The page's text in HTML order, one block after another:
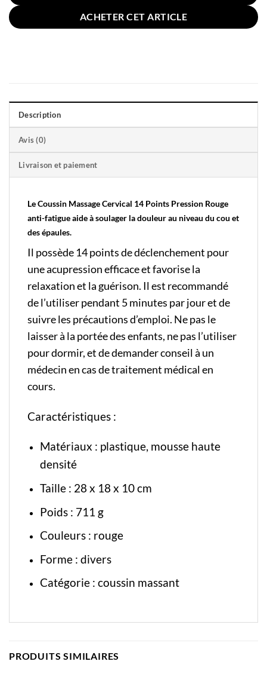
ACHETER CET ARTICLE
Description
Avis (0)
Livraison et paiement
Le Coussin Massage Cervical 14 Points Pression Rouge
anti-fatigue aide à soulager la douleur au niveau du cou et
des épaules.
Il possède 14 points de déclenchement pour
une acupression efficace et favorise la
relaxation et la guérison. Il est recommandé
de l’utiliser pendant 5 minutes par jour et de
suivre les précautions d’emploi. Ne pas le
laisser à la portée des enfants, ne pas l’utiliser
pour dormir, et de demander conseil à un
médecin en cas de traitement médical en
cours.
Caractéristiques :
Matériaux : plastique, mousse haute
densité
Taille : 28 x 18 x 10 cm
Poids : 711 g
Couleurs : rouge
Forme : divers
Catégorie : coussin massant
PRODUITS SIMILAIRES